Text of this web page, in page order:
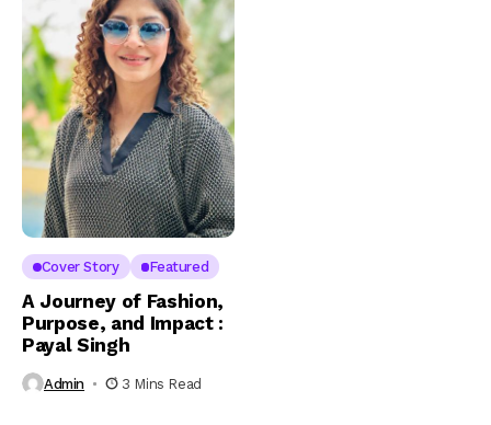
Cover Story Featured
A Journey of Fashion,
Purpose, and Impact :
Payal Singh
Admin 3 Mins Read